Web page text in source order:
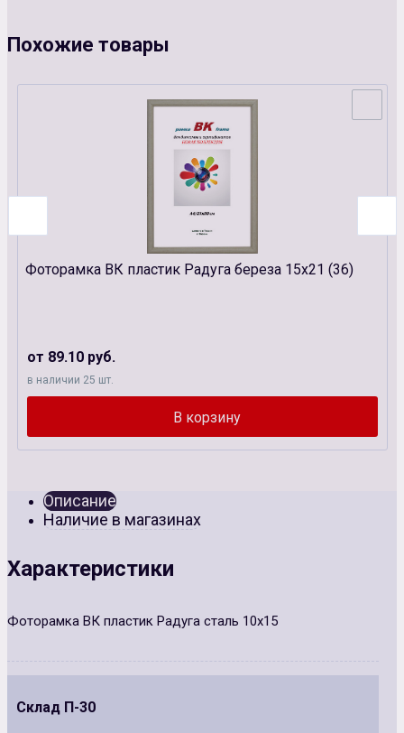
Похожие товары
Фоторамка ВК пластик Радуга береза 15х21 (36)
от 89.10 руб.
в наличии 25 шт.
Описание
Наличие в магазинах
Характеристики
Фоторамка ВК пластик Радуга сталь 10х15
Склад П-30